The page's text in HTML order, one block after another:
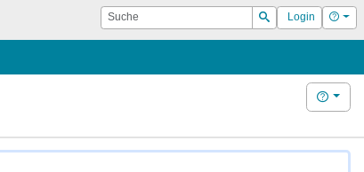
Suche
Suchen
Login Hilfe
Hilfe